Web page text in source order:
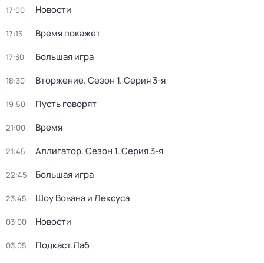
17:00 Новости
17:15 Время покажет
17:30 Большая игра
18:30 Вторжение. Сезон 1. Серия 3-я
19:50 Пусть говорят
21:00 Время
21:45 Аллигатор. Сезон 1. Серия 3-я
22:45 Большая игра
23:45 Шоу Вована и Лексуса
03:00 Новости
03:05 Подкаст.Лаб